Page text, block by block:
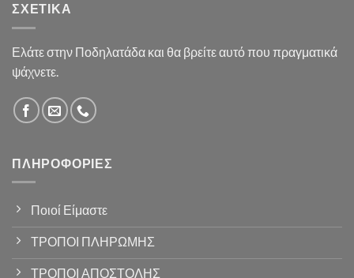
ΣΧΕΤΙΚΆ
Ελάτε στην Ποδηλατάδα και θα βρείτε αυτό που πραγματικά
ψάχνετε.
ΠΛΗΡΟΦΟΡΊΕΣ
Ποιοί Είμαστε
ΤΡΟΠΟΙ ΠΛΗΡΩΜΗΣ
ΤΡΟΠΟΙ ΑΠΟΣΤΟΛΗΣ